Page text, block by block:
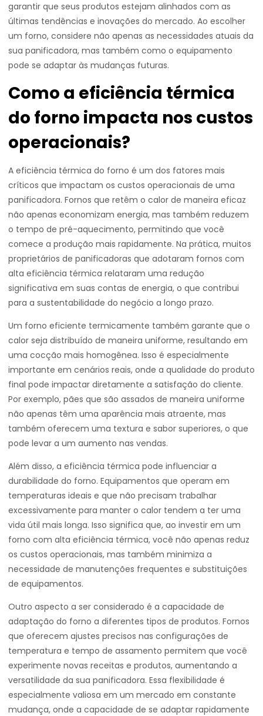
garantir que seus produtos estejam alinhados com as
últimas tendências e inovações do mercado. Ao escolher
um forno, considere não apenas as necessidades atuais da
sua panificadora, mas também como o equipamento
pode se adaptar às mudanças futuras.
Como a eficiência térmica
do forno impacta nos custos
operacionais?
A eficiência térmica do forno é um dos fatores mais
críticos que impactam os custos operacionais de uma
panificadora. Fornos que retêm o calor de maneira eficaz
não apenas economizam energia, mas também reduzem
o tempo de pré-aquecimento, permitindo que você
comece a produção mais rapidamente. Na prática, muitos
proprietários de panificadoras que adotaram fornos com
alta eficiência térmica relataram uma redução
significativa em suas contas de energia, o que contribui
para a sustentabilidade do negócio a longo prazo.
Um forno eficiente termicamente também garante que o
calor seja distribuído de maneira uniforme, resultando em
uma cocção mais homogênea. Isso é especialmente
importante em cenários reais, onde a qualidade do produto
final pode impactar diretamente a satisfação do cliente.
Por exemplo, pães que são assados de maneira uniforme
não apenas têm uma aparência mais atraente, mas
também oferecem uma textura e sabor superiores, o que
pode levar a um aumento nas vendas.
Além disso, a eficiência térmica pode influenciar a
durabilidade do forno. Equipamentos que operam em
temperaturas ideais e que não precisam trabalhar
excessivamente para manter o calor tendem a ter uma
vida útil mais longa. Isso significa que, ao investir em um
forno com alta eficiência térmica, você não apenas reduz
os custos operacionais, mas também minimiza a
necessidade de manutenções frequentes e substituições
de equipamentos.
Outro aspecto a ser considerado é a capacidade de
adaptação do forno a diferentes tipos de produtos. Fornos
que oferecem ajustes precisos nas configurações de
temperatura e tempo de assamento permitem que você
experimente novas receitas e produtos, aumentando a
versatilidade da sua panificadora. Essa flexibilidade é
especialmente valiosa em um mercado em constante
mudança, onde a capacidade de se adaptar rapidamente